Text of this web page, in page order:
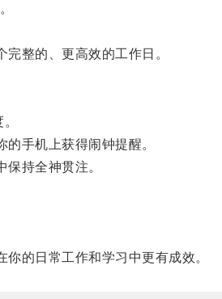
整的、更高效的工作日。
手机上获得闹钟提醒。
持全神贯注。
的日常工作和学习中更有成效。